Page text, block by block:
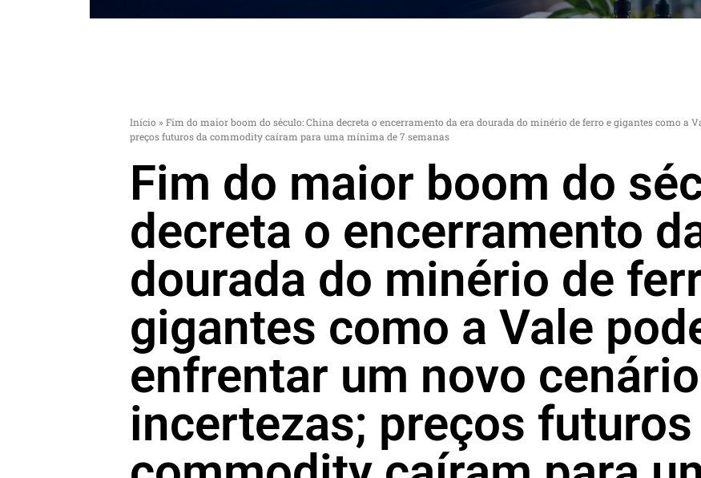
Início » Fim do maior boom do século: China decreta o encerramento da era dourada do minério de ferro e gigantes como a
preços futuros da commodity caíram para uma mínima de 7 semanas
Fim do maior boom do
decreta o encerramento
dourada do minério de
gigantes como a Vale
enfrentar um novo
incertezas; preços futuros